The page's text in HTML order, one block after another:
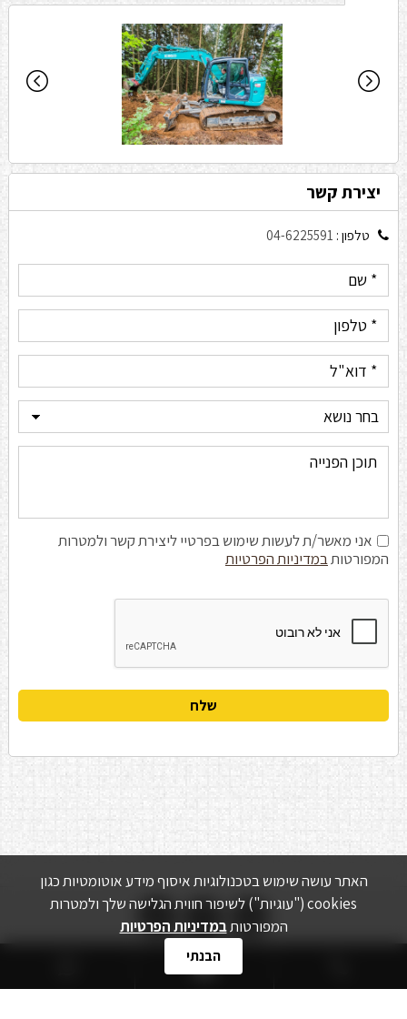
האתר עושה שימוש בטכנולוגיות איסוף מידע אוטומטיות כגון
cookies ("עוגיות") לשיפור חווית הגלישה שלך ולמטרות
המפורטותבמדיניות הפרטיות
הבנתי
יצירת קשר
טלפון : 04-6225591
אני מאשר/ת לעשות שימוש בפרטיי ליצירת קשר ולמטרות
המפורטותבמדיניות הפרטיות


ציוד משומש מדיניות הפרטיות